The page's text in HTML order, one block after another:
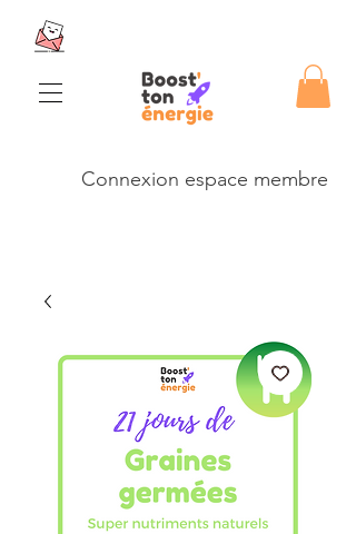
Connexion espace membre